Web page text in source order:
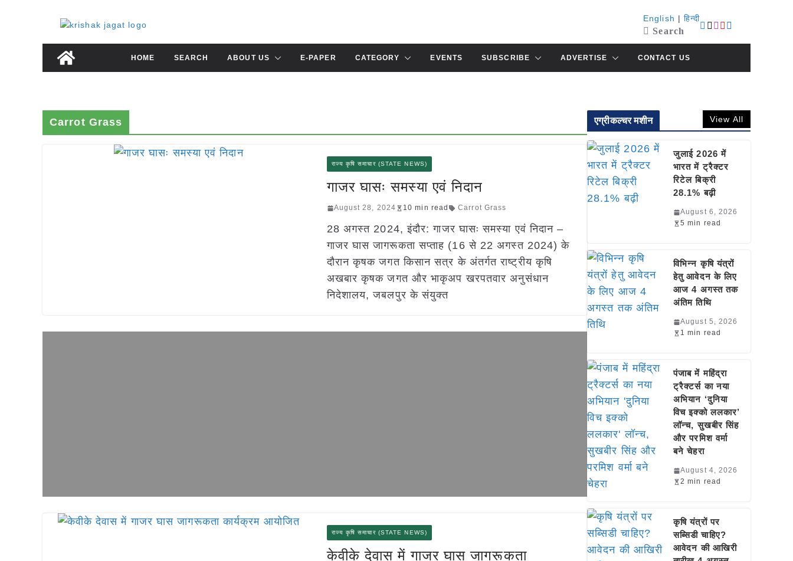
content
English | हिन्दी
Search
HOME SEARCH ABOUT US E-PAPER CATEGORY EVENTS SUBSCRIBE ADVERTISE CONTACT US
Carrot Grass
राज्य कृषि समाचार (STATE NEWS)
गाजर घासः समस्या एवं निदान
August 28, 2024 10 min read Carrot Grass
28 अगस्त 2024, इंदौर: गाजर घासः समस्या एवं निदान –
गाजर घास जागरूकता सप्ताह (16 से 22 अगस्त 2024) के
दौरान कृषक जगत किसान सत्र के अंतर्गत राष्ट्रीय कृषि
अखबार कृषक जगत और भाकृअप खरपतवार अनुसंधान
निदेशालय, जबलपुर के संयुक्त
राज्य कृषि समाचार (STATE NEWS)
केवीके देवास में गाजर घास जागरूकता
एग्रीकल्चर मशीन View All
जुलाई 2026 में
भारत में ट्रैक्टर
रिटेल बिक्री
28.1% बढ़ी
August 6, 2026
5 min read
विभिन्न कृषि यंत्रों
हेतु आवेदन के लिए
आज 4 अगस्त तक
अंतिम तिथि
August 5, 2026
1 min read
पंजाब में महिंद्रा
ट्रैक्टर्स का नया
अभियान ‘दुनिया
विच इक्को ललकार’
लॉन्च, सुखबीर सिंह
और परमिश वर्मा
बने चेहरा
August 4, 2026
2 min read
कृषि यंत्रों पर
सब्सिडी चाहिए?
आवेदन की आखिरी